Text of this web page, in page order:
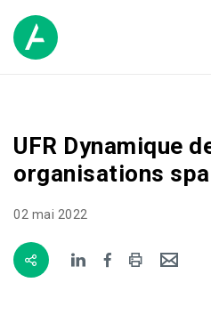
UFR Dynamique
organisations
02 mai 2022